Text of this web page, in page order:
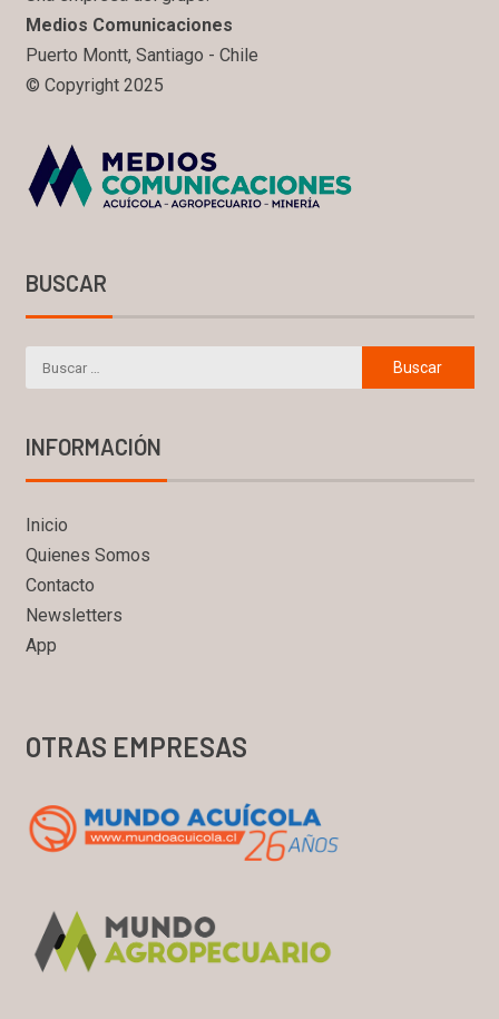
Medios Comunicaciones
Puerto Montt, Santiago - Chile
© Copyright 2025
BUSCAR
INFORMACIÓN
Inicio
Quienes Somos
Contacto
Newsletters
App
OTRAS EMPRESAS